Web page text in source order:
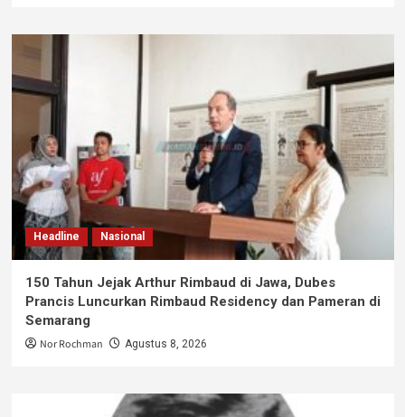
Headline Nasional
150 Tahun Jejak Arthur Rimbaud di Jawa, Dubes
Prancis Luncurkan Rimbaud Residency dan Pameran di
Semarang
Nor Rochman Agustus 8, 2026